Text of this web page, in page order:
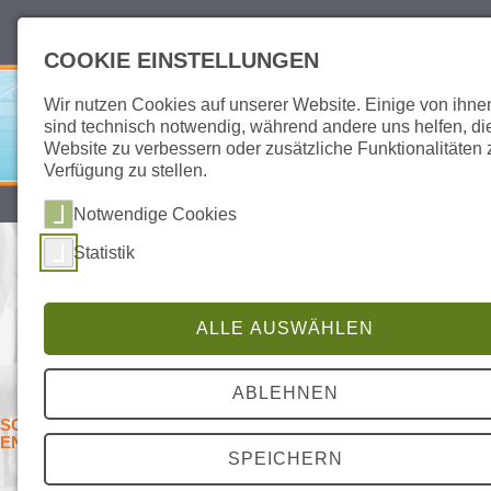
SITEMAP DATENSCHUTZ IMPRESSUM
AID CLASSIC ELISPOT READER -
BEDIENUNGSFREUNDLICH
MEIST GENUTZTER ELISPOT READER FÜR
ENZYMATISCHE ASSAYS
SCHNELLES UND EFFIZIENTES AUSLESEN VON
ENZYMATISCHEN ELISPOT PLATTEN
Der Klassiker unter den AID Readern. Schnell, effizient und
anwenderfreundlich: Diese Eigenschaften machen unseren
COOKIE EINSTELLUNGEN
Wir nutzen Cookies auf unserer Website. Einige von
sind technisch notwendig, während andere uns helfen,
Website zu verbessern oder zusätzliche Funktionalitäten
Verfügung zu stellen.
Notwendige Cookies
Statistik
ALLE AUSWÄHLEN
ABLEHNEN
SPEICHERN